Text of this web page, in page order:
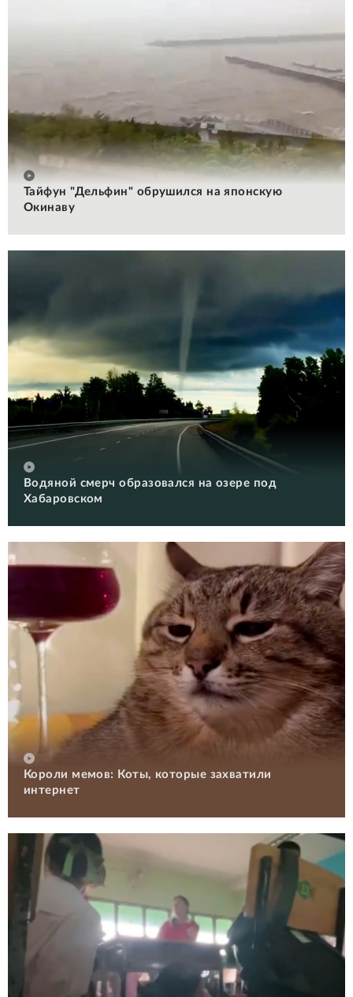
Тайфун "Дельфин" обрушился на японскую
Окинаву
Водяной смерч образовался на озере под
Хабаровском
Короли мемов: Коты, которые захватили
интернет